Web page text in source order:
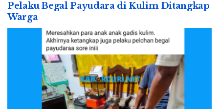
Pelaku Begal Payudara di Kulim Ditangkap
Warga